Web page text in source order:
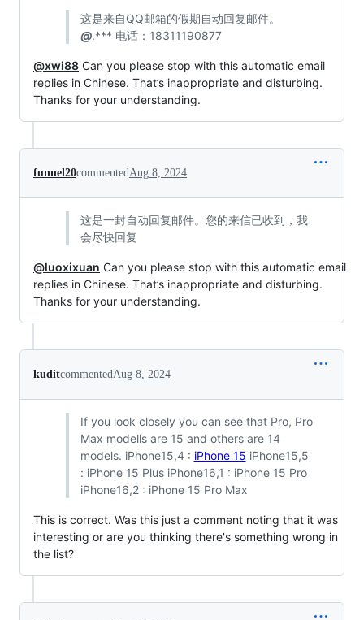
这是来自QQ邮箱的假期自动回复邮件。
@.*** 电话：18311190877
@xwi88 Can you please stop with this automatic email
replies in Chinese. That’s inappropriate and disturbing.
Thanks for your understanding.
funnel20commentedAug 8, 2024
这是一封自动回复邮件。您的来信已收到，我
会尽快回复
@luoxixuan Can you please stop with this automatic email
replies in Chinese. That’s inappropriate and disturbing.
Thanks for your understanding.
kuditcommentedAug 8, 2024
If you look closely you can see that Pro, Pro
Max modells are 15 and others are 14
models. iPhone15,4 : iPhone 15 iPhone15,5
: iPhone 15 Plus iPhone16,1 : iPhone 15 Pro
iPhone16,2 : iPhone 15 Pro Max
This is correct. Was this just a comment noting that it was
interesting or are you thinking there's something wrong in
the list?